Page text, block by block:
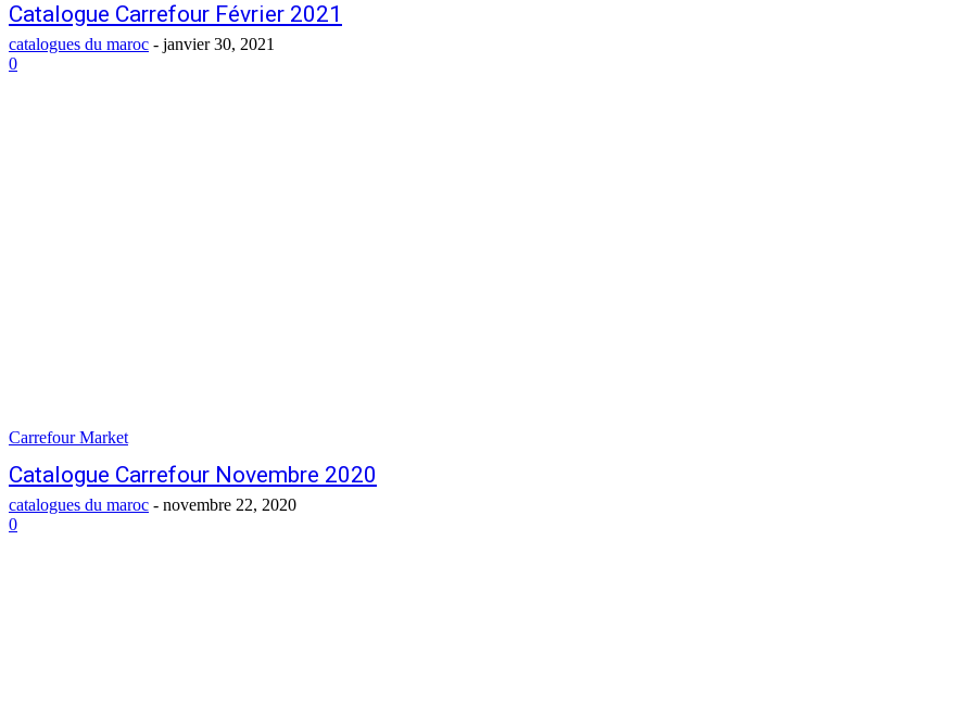
Catalogue Carrefour Février 2021
catalogues du maroc - janvier 30, 2021
0
Carrefour Market
Catalogue Carrefour Novembre 2020
catalogues du maroc - novembre 22, 2020
0